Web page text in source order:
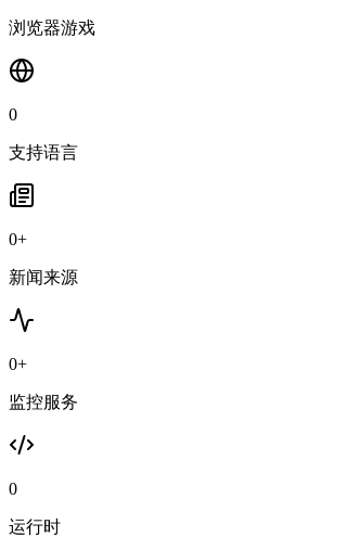
浏览器游戏
0
支持语言
0+
新闻来源
0+
监控服务
0
运行时